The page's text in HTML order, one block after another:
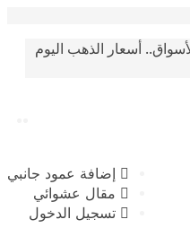
الذهب اليوم
إضافة عمود جانبي
مقال عشوائي
تسجيل الدخول